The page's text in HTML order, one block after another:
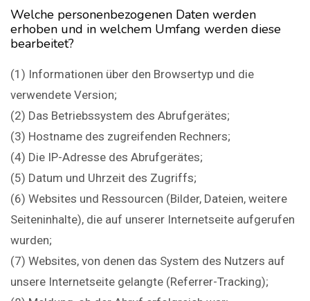
Welche personenbezogenen Daten werden
erhoben und in welchem Umfang werden diese
bearbeitet?
(1) Informationen über den Browsertyp und die
verwendete Version;
(2) Das Betriebssystem des Abrufgerätes;
(3) Hostname des zugreifenden Rechners;
(4) Die IP-Adresse des Abrufgerätes;
(5) Datum und Uhrzeit des Zugriffs;
(6) Websites und Ressourcen (Bilder, Dateien, weitere
Seiteninhalte), die auf unserer Internetseite aufgerufen
wurden;
(7) Websites, von denen das System des Nutzers auf
unsere Internetseite gelangte (Referrer-Tracking);